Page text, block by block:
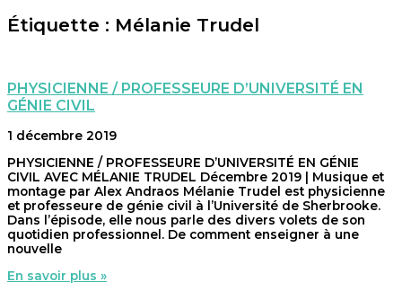
Étiquette : Mélanie Trudel
PHYSICIENNE / PROFESSEURE D’UNIVERSITÉ EN
GÉNIE CIVIL
1 décembre 2019
PHYSICIENNE / PROFESSEURE D’UNIVERSITÉ EN GÉNIE
CIVIL AVEC MÉLANIE TRUDEL Décembre 2019 | Musique et
montage par Alex Andraos Mélanie Trudel est physicienne
et professeure de génie civil à l’Université de Sherbrooke.
Dans l’épisode, elle nous parle des divers volets de son
quotidien professionnel. De comment enseigner à une
nouvelle
En savoir plus »